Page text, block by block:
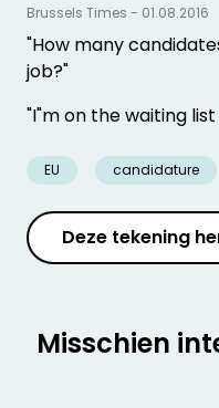
"How many
job?"
"I"m on the waiting
EU candidature
Brussels Times - 01.08.2016
Deze tekening
Misschien